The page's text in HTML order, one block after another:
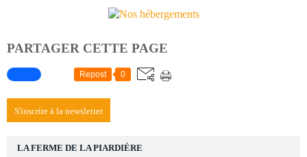
PARTAGER CETTE PAGE
Repost 0
S'inscrire à la newsletter
LA FERME DE LA PIARDIÈRE